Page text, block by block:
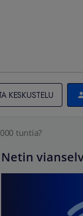
KESKUSTELU
tuntia?
Netin